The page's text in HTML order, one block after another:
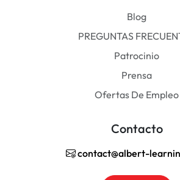
Blog
PREGUNTAS
Patrocinio
Prensa
Ofertas De Empleo
Contacto
contact@albert-